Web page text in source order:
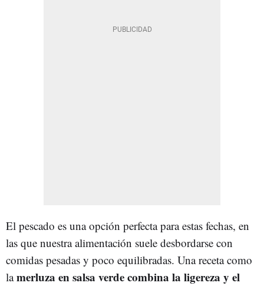
El pescado es una opción perfecta para estas fechas, en
las que nuestra alimentación suele desbordarse con
comidas pesadas y poco equilibradas. Una receta como
lamerluza en salsa verde combina la ligereza y el